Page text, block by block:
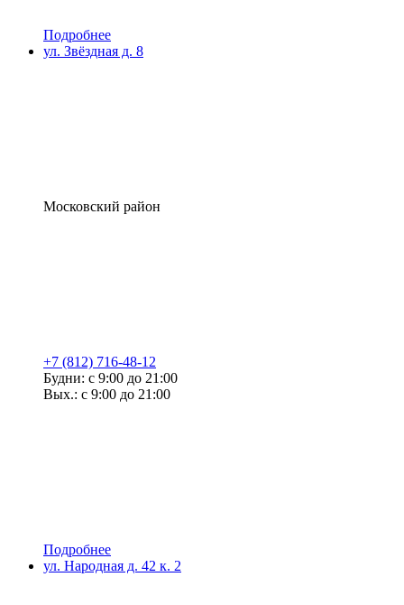
Подробнее
ул. Звёздная д. 8
Московский район
+7 (812) 716-48-12
Будни: с 9:00 до 21:00
Вых.: с 9:00 до 21:00
Подробнее
ул. Народная д. 42 к. 2